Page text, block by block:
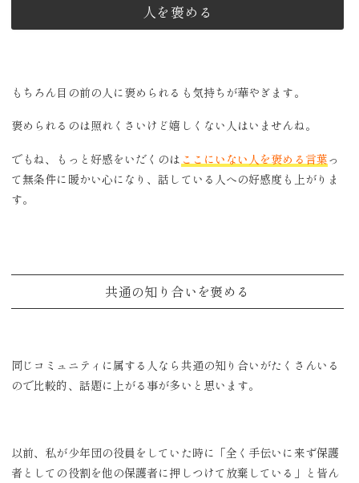
人を褒める
もちろん目の前の人に褒められるも気持ちが華やぎます。
褒められるのは照れくさいけど嬉しくない人はいませんね。
でもね、もっと好感をいだくのは ここにいない人を褒める言葉っ
て無条件に暖かい心になり、話している人への好感度も上がりま
す。
共通の知り合いを褒める
同じコミュニティに属する人なら共通の知り合いがたくさんいる
ので比較的、話題に上がる事が多いと思います。
以前、私が少年団の役員をしていた時に「全く手伝いに来ず保護
者としての役割を他の保護者に押しつけて放棄している」と皆ん